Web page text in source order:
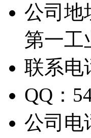
公司地
第一工
联系电
QQ：
公司电